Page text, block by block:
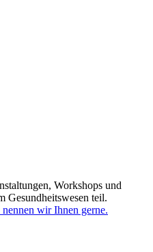
Workshops und
Gesundheitswesen teil.
wir Ihnen gerne.